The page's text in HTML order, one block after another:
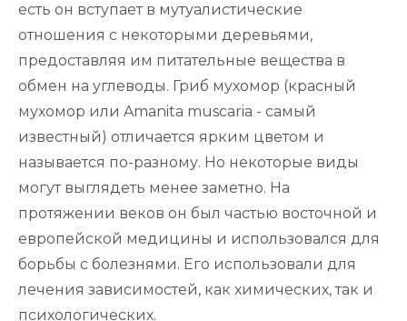
есть он вступает в мутуалистические
отношения с некоторыми деревьями,
предоставляя им питательные вещества в
обмен на углеводы. Гриб мухомор (красный
мухомор или Amanita muscaria - самый
известный) отличается ярким цветом и
называется по-разному. Но некоторые виды
могут выглядеть менее заметно. На
протяжении веков он был частью восточной и
европейской медицины и использовался для
борьбы с болезнями. Его использовали для
лечения зависимостей, как химических, так и
психологических.